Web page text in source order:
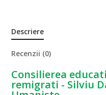
Descriere
Recenzii (0)
Consilierea
remigrati - Silviu